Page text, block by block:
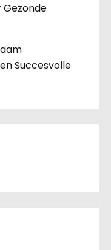
Gezonde
Succesvolle